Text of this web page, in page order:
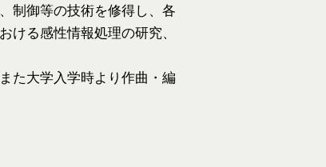
制御等の技術を修得し、各
ける感性情報処理の研究、
た大学入学時より作曲・編